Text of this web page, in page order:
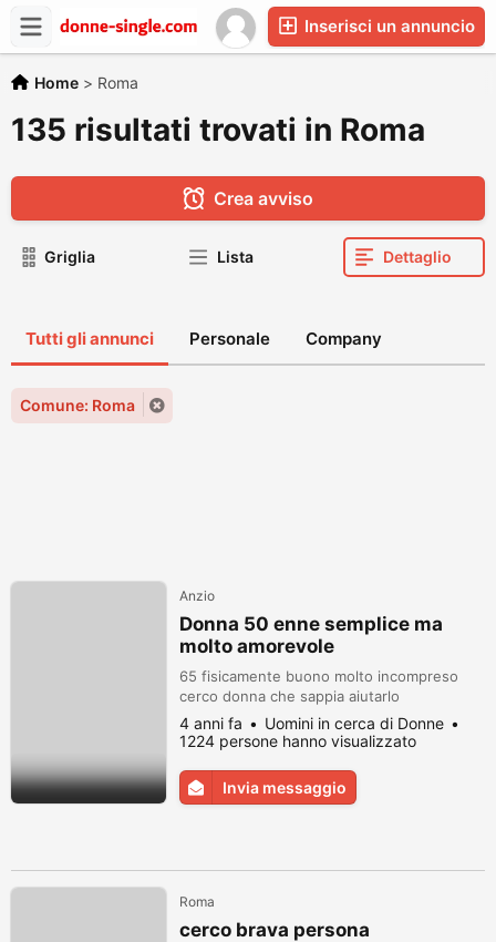
Inserisci un annuncio
Home > Roma
135 risultati trovati in Roma
Crea avviso
Griglia Lista Dettaglio
Tutti gli annunci Personale Company
Comune: Roma
Anzio
Donna 50 enne semplice ma
molto amorevole
65 fisicamente buono molto incompreso
cerco donna che sappia aiutarlo
4 anni fa
Uomini in cerca di Donne
1224 persone hanno visualizzato
Invia messaggio
Roma
cerco brava persona